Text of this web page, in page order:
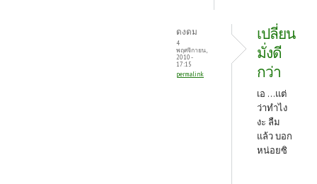
ดงดม
4
พฤศจิกายน,
2010 -
17:15
permalink
เปลี่ยน
มั่งดี
กว่า
เอ ...แต่
ว่าทำไง
งะ ลืม
แล้ว บอก
หน่อยซิ